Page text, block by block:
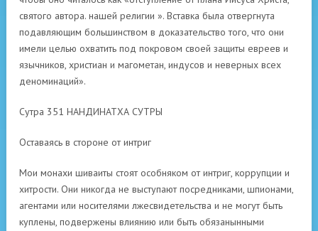
святого автора. нашей религии ». Вставка была отвергнута
подавляющим большинством в доказательство того, что они
имели целью охватить под покровом своей защиты евреев и
язычников, христиан и магометан, индусов и неверных всех
деноминаций».
Сутра 351 НАНДИНАТХА СУТРЫ
Оставаясь в стороне от интриг
Мои монахи шиваиты стоят особняком от интриг, коррупции и
хитрости. Они никогда не выступают посредниками, шпионами,
агентами или носителями лжесвидетельства и не могут быть
куплены, подвержены влиянию или быть обязанынными